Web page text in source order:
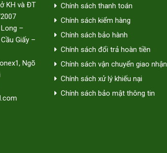
KH và ĐT
–
Giấy –
Ngõ
Chính sách thanh toán
Chính sách kiểm hàng
Chính sách bảo hành
Chính sách đổi trả hoàn tiền
Chính sách vận chuyển giao nhận
Chính sách xử lý khiếu nại
Chính sách bảo mật thông tin